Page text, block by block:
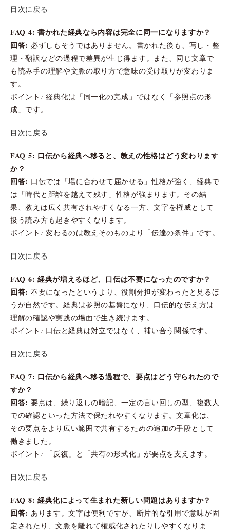
目次に戻る
FAQ 4: 書かれた経典なら内容は完全に同一になりますか？
回答: 必ずしもそうではありません。書かれた後も、写し・整
理・翻訳などの過程で差異が生じ得ます。また、同じ文章で
も読み手の理解や文脈の取り方で意味の受け取りが変わりま
す。
ポイント: 経典化は「同一化の完成」ではなく「参照点の形
成」です。
目次に戻る
FAQ 5: 口伝から経典へ移ると、教えの性格はどう変わります
か？
回答: 口伝では「場に合わせて届かせる」性格が強く、経典で
は「時代と距離を越えて残す」性格が強まります。その結
果、教えは広く共有されやすくなる一方、文字を権威として
扱う読み方も起きやすくなります。
ポイント: 変わるのは教えそのものより「伝達の条件」です。
目次に戻る
FAQ 6: 経典が増えるほど、口伝は不要になったのですか？
回答: 不要になったというより、役割分担が変わったと見るほ
うが自然です。経典は参照の基盤になり、口伝的な伝え方は
理解の確認や実践の場面で生き続けます。
ポイント: 口伝と経典は対立ではなく、補い合う関係です。
目次に戻る
FAQ 7: 口伝から経典へ移る過程で、要点はどう守られたので
すか？
回答: 要点は、繰り返しの暗記、一定の言い回しの型、複数人
での確認といった方法で保たれやすくなります。文章化は、
その要点をより広い範囲で共有するための追加の手段として
働きました。
ポイント: 「反復」と「共有の形式化」が要点を支えます。
目次に戻る
FAQ 8: 経典化によって生まれた新しい問題はありますか？
回答: あります。文字は便利ですが、断片的な引用で意味が固
定されたり、文脈を離れて権威化されたりしやすくなりま